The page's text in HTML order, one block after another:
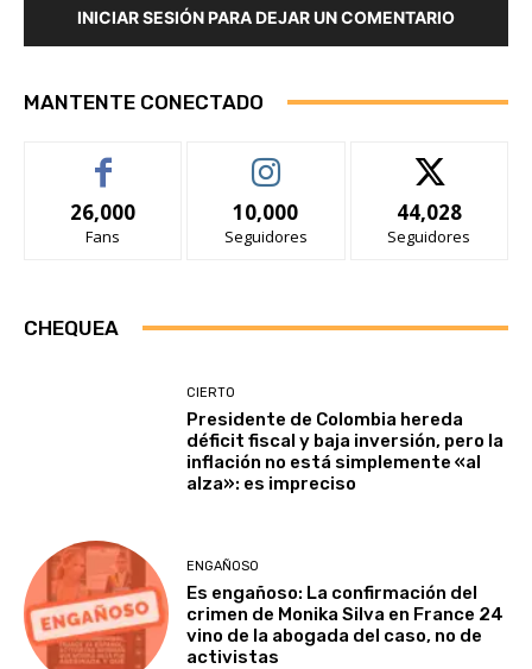
INICIAR SESIÓN PARA DEJAR UN COMENTARIO
MANTENTE CONECTADO
26,000
Fans
10,000
Seguidores
44,028
Seguidores
CHEQUEA
CIERTO
Presidente de Colombia hereda
déficit fiscal y baja inversión, pero la
inflación no está simplemente «al
alza»: es impreciso
ENGAÑOSO
Es engañoso: La confirmación del
crimen de Monika Silva en France 24
vino de la abogada del caso, no de
activistas